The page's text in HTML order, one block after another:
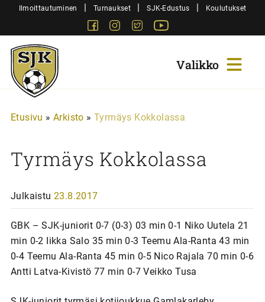
SiirryIlmoittautuminen | Turnaukset | SJK-Edustus | Koulutukset
FacebookInstagram
Twitter
Sjk-
Juniorit
Etusivu » Arkisto » Tyrmäys Kokkolassa
Tyrmäys Kokkolassa
Julkaistu 23.8.2017
GBK – SJK-juniorit 0-7 (0-3) 03 min 0-1 Niko Uutela 21
min 0-2 Iikka Salo 35 min 0-3 Teemu Ala-Ranta 43 min
0-4 Teemu Ala-Ranta 45 min 0-5 Nico Rajala 70 min 0-6
Antti Latva-Kivistö 77 min 0-7 Veikko Tusa